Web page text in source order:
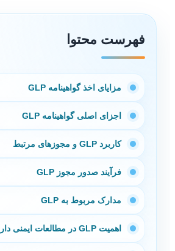
فهرست محتوا
مزایای اخذ گواهینامه GLP
اجزای اصلی گواهینامه GLP
کاربرد GLP و مجوزهای مرتبط
فرآیند صدور مجوز GLP
مدارک مربوط به GLP
اهمیت GLP در مطالعات ایمنی دارو